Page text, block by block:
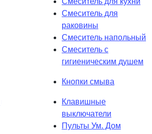
Смеситель для
раковины
Смеситель напольный
Смеситель с
гигиеническим душем
Кнопки смыва
Клавишные
выключатели
Пульты Ум. Дом